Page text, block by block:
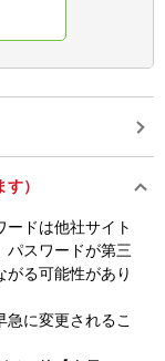
）
ドは他社サイト
パスワードが第三
る可能性があり
に変更されるこ